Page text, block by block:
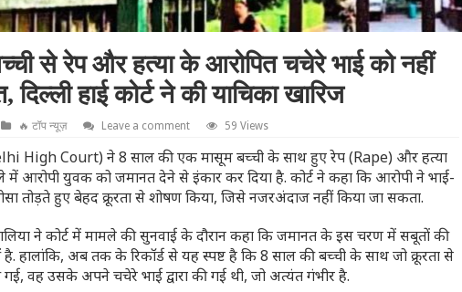
से रेप और हत्या के आरोपित चचेरे भाई को नहीं
दिल्ली हाई कोर्ट ने की याचिका खारिज
🔥 टॉप न्यूज़ Leave a comment 59 Views
High Court) ने 8 साल की एक मासूम बच्ची के साथ हुए रेप (Rape) और हत्या
आरोपी युवक को जमानत देने से इंकार कर दिया है. कोर्ट ने कहा कि आरोपी ने भाई-
तोड़ते हुए बेहद क्रूरता से शोषण किया, जिसे नजरअंदाज नहीं किया जा सकता.
ने कोर्ट में मामले की सुनवाई के दौरान कहा कि जमानत के इस चरण में सबूतों की
हालांकि, अब तक के रिकॉर्ड से यह स्पष्ट है कि 8 साल की बच्ची के साथ जो क्रूरता से
वह उसके अपने चचेरे भाई द्वारा की गई थी, जो अत्यंत गंभीर है.